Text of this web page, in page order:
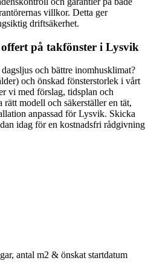
villkor. Detta ger
driftsäkerhet.
på takfönster i Lysvik
och bättre inomhusklimat?
och önskad fönsterstorlek i vårt
vi med förslag, tidsplan och
modell och säkerställer en tät,
anpassad för Lysvik. Skicka
idag för en kostnadsfri rådgivning
antal m2 & önskat startdatum